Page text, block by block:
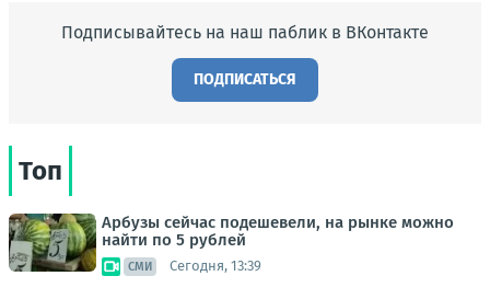
Подписывайтесь на наш паблик в ВКонтакте
ПОДПИСАТЬСЯ
Топ
Арбузы сейчас подешевели, на рынке можно
найти по 5 рублей
СМИ Сегодня, 13:39